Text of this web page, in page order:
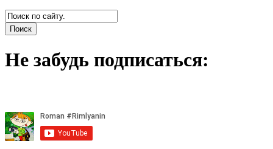
Не забудь подписаться: